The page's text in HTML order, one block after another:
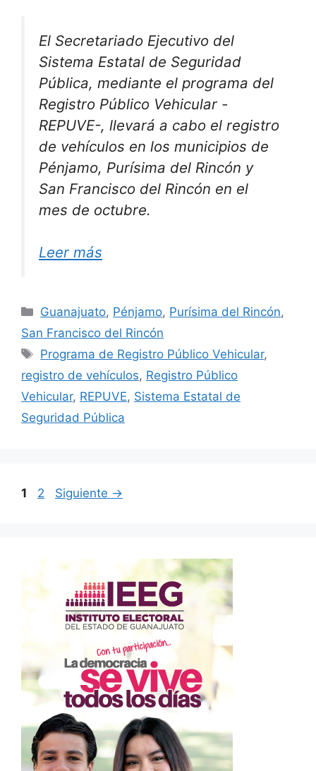
El Secretariado Ejecutivo del
Sistema Estatal de Seguridad
Pública, mediante el programa del
Registro Público Vehicular -
REPUVE-, llevará a cabo el registro
de vehículos en los municipios de
Pénjamo, Purísima del Rincón y
San Francisco del Rincón en el
mes de octubre.
Leer más
Categorías
Guanajuato, Pénjamo, Purísima del Rincón,
San Francisco del Rincón
Etiquetas
Programa de Registro Público Vehicular,
registro de vehículos, Registro Público
Vehicular, REPUVE, Sistema Estatal de
Seguridad Pública
Página
1 Página
2 Siguiente →